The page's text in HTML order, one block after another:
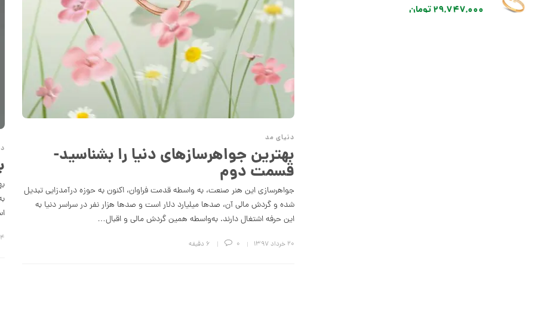
دنیای مد
بهترین جواهرسازهای دنیا را بشناسید-
قسمت دوم
جواهرسازی این هنر صنعت، به واسطه قدمت فراوان، اکنون به حوزه درآمدزایی تبدیل
شده و گردش مالی آن، صدها میلیارد دلار است و صدها هزار نفر در سراسر دنیا به
این حرفه اشتغال دارند. به‌واسطه همین گردش مالی و اقبال…
۲۰ خرداد ۱۳۹۷ 0 6 دقیقه
۱۴
29,747,000 تومان